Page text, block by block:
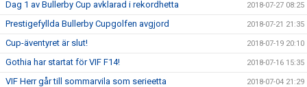
Dag 1 av Bullerby Cup avklarad i rekordhetta 2018-07-27 08:25
Prestigefyllda Bullerby Cupgolfen avgjord 2018-07-21 21:35
Cup-äventyret är slut! 2018-07-19 20:10
Gothia har startat för VIF F14! 2018-07-16 15:35
VIF Herr går till sommarvila som serieetta 2018-07-04 21:29